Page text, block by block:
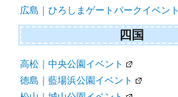
広島｜ひろしまゲートパークイベント
四国
高松｜中央公園イベント
徳島｜藍場浜公園イベント